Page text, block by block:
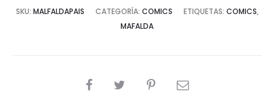
SKU: MALFALDAPAIS CATEGORÍA: COMICS ETIQUETAS: COMICS,
MAFALDA
COMPARTIR